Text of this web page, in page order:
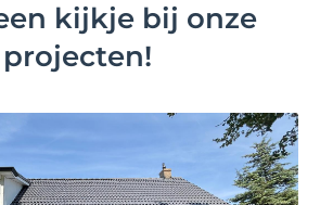
kijkje bij onze
projecten!